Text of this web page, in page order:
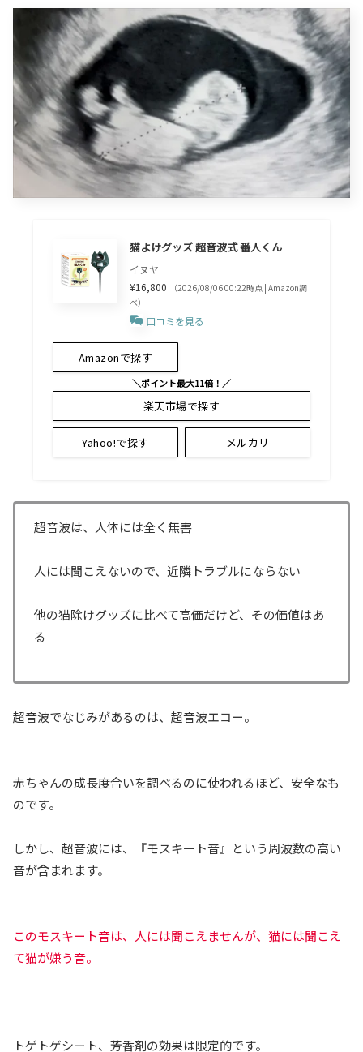
猫よけグッズ 超音波式 番人くん
イヌヤ
¥16,800
（2026/08/06 00:22時点 | Amazon調
べ）
口コミを見る
Amazonで探す
＼ポイント最大11倍！／
楽天市場で探す
Yahoo!で探す メルカリ
超音波は、人体には全く無害
人には聞こえないので、近隣トラブルにならない
他の猫除けグッズに比べて高価だけど、その価値はあ
る
超音波でなじみがあるのは、超音波エコー。
赤ちゃんの成長度合いを調べるのに使われるほど、安全なも
のです。
しかし、超音波には、『モスキート音』という周波数の高い
音が含まれます。
このモスキート音は、人には聞こえませんが、猫には聞こえ
て猫が嫌う音。
トゲトゲシート、芳香剤の効果は限定的です。